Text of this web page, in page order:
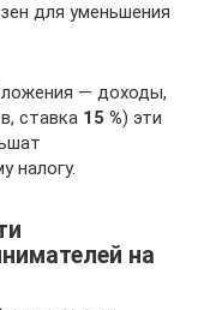
для уменьшения
— доходы,
ставка 15 %) эти
налогу.
на